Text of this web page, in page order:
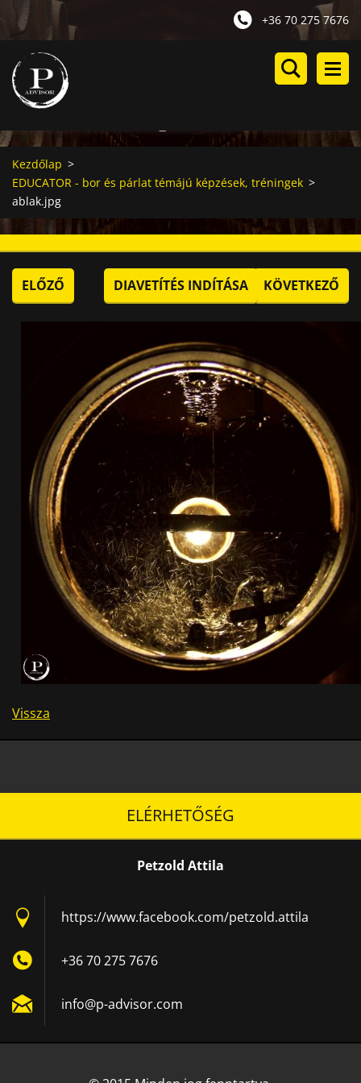
+36 70 275 7676
Kezdőlap >
EDUCATOR - bor és párlat témájú képzések, tréningek >
ablak.jpg
ELŐZŐ DIAVETÍTÉS INDÍTÁSA KÖVETKEZŐ
Vissza
ELÉRHETŐSÉG
Petzold Attila
https://www.facebook.com/petzold.attila
+36 70 275 7676
info@p-advisor.com